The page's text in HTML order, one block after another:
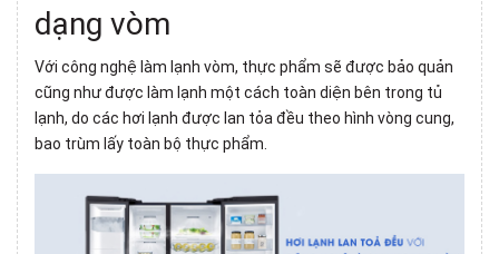
dạng vòm
Với công nghệ làm lạnh vòm, thực phẩm sẽ được bảo quản
cũng như được làm lạnh một cách toàn diện bên trong tủ
lạnh, do các hơi lạnh được lan tỏa đều theo hình vòng cung,
bao trùm lấy toàn bộ thực phẩm.